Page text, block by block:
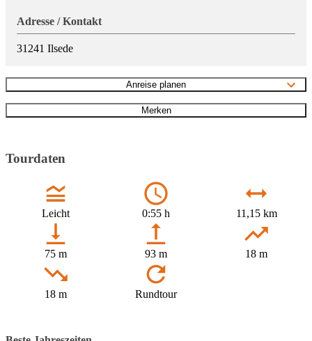
Tourdaten
Leicht 0:55 h 11,15 km
75 m 93 m 18 m
18 m Rundtour
Adresse / Kontakt
31241 Ilsede
Anreise planen
Merken